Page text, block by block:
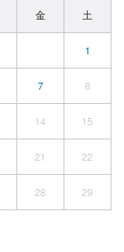
金 土
1
7 8
14 15
21 22
28 29